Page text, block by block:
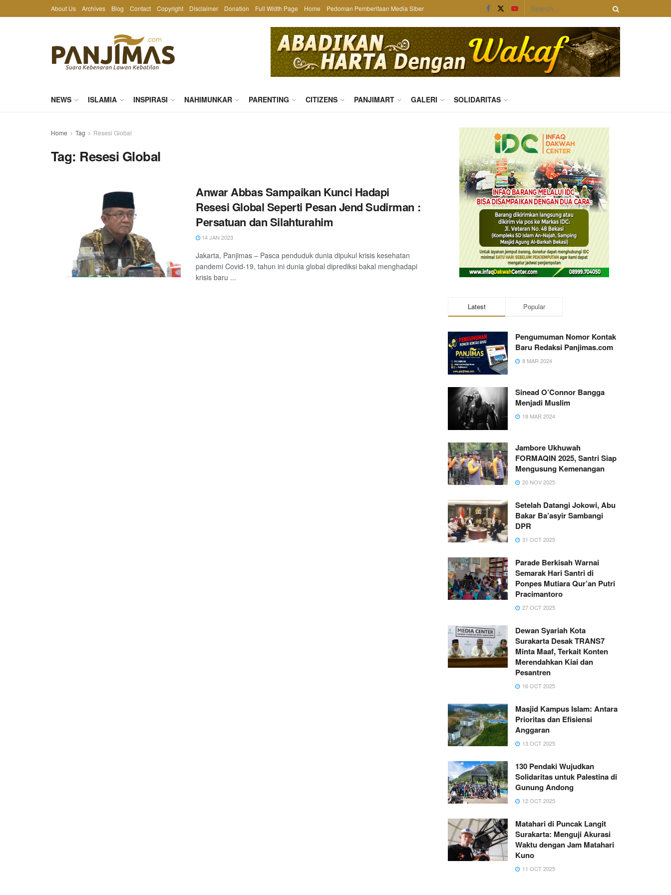
About Us Archives Blog Contact Copyright Disclaimer Donation Full Width Page Home Pedoman Pemberitaan Media Siber
NEWS ISLAMIA INSPIRASI NAHIMUNKAR PARENTING CITIZENS PANJIMART GALERI SOLIDARITAS
Home Tag Resesi Global
Tag: Resesi Global
Anwar Abbas Sampaikan Kunci Hadapi
Resesi Global Seperti Pesan Jend Sudirman :
Persatuan dan Silahturahim
14 JAN 2023
Jakarta, Panjimas – Pasca penduduk dunia dipukul krisis kesehatan
pandemi Covid-19, tahun ini dunia global diprediksi bakal menghadapi
krisis baru ...
Latest Popular
Pengumuman Nomor Kontak
Baru Redaksi Panjimas.com
8 MAR 2024
Sinead O’Connor Bangga
Menjadi Muslim
18 MAR 2024
Jambore Ukhuwah
FORMAQIN 2025, Santri Siap
Mengusung Kemenangan
20 NOV 2025
Setelah Datangi Jokowi, Abu
Bakar Ba’asyir Sambangi
DPR
31 OCT 2025
Parade Berkisah Warnai
Semarak Hari Santri di
Ponpes Mutiara Qur’an Putri
Pracimantoro
27 OCT 2025
Dewan Syariah Kota
Surakarta Desak TRANS7
Minta Maaf, Terkait Konten
Merendahkan Kiai dan
Pesantren
16 OCT 2025
Masjid Kampus Islam: Antara
Prioritas dan Efisiensi
Anggaran
13 OCT 2025
130 Pendaki Wujudkan
Solidaritas untuk Palestina di
Gunung Andong
12 OCT 2025
Matahari di Puncak Langit
Surakarta: Menguji Akurasi
Waktu dengan Jam Matahari
Kuno
11 OCT 2025